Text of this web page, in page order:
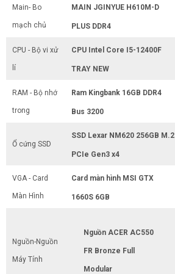
Main- Bo
mạch chủ
MAIN JGINYUE H610M-D
PLUS DDR4
CPU - Bộ vi xử
lí
CPU Intel Core I5-12400F
TRAY NEW
RAM - Bộ nhớ
trong
Ram Kingbank 16GB DDR4
Bus 3200
Ổ cứng SSD
SSD Lexar NM620 256GB M.2
PCIe Gen3 x4
VGA - Card
Màn Hình
Card màn hình MSI GTX
1660S 6GB
Nguồn-Nguồn
Máy Tính
Nguồn ACER AC550
FR Bronze Full
Modular